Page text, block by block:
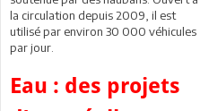
la circulation depuis 2009, il est
utilisé par environ 30 000 véhicules
par jour.
Eau : des projets